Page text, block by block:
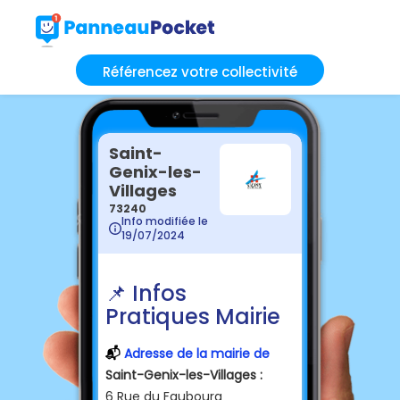
Référencez votre collectivité
Saint-
Genix-les-
Villages
73240
Info modifiée le
19/07/2024
📌 Infos
Pratiques Mairie
📬 Adresse de la mairie de
Saint-Genix-les-Villages :
6 Rue du Faubourg